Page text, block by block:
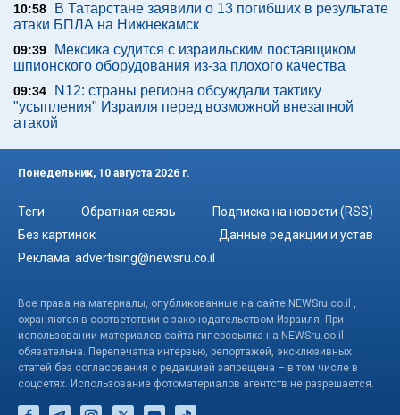
10:58
В Татарстане заявили о 13 погибших в результате
атаки БПЛА на Нижнекамск
09:39
Мексика судится с израильским поставщиком
шпионского оборудования из-за плохого качества
09:34
N12: страны региона обсуждали тактику
"усыпления" Израиля перед возможной внезапной
атакой
Понедельник, 10 августа 2026 г.
Теги Обратная связь
Подписка на новости (RSS)
Без картинок
Данные редакции и устав
Реклама: advertising@newsru.co.il
Все права на материалы, опубликованные на сайте NEWSru.co.il ,
охраняются в соответствии с законодательством Израиля. При
использовании материалов сайта гиперссылка на NEWSru.co.il
обязательна. Перепечатка интервью, репортажей, эксклюзивных
статей без согласования с редакцией запрещена – в том числе в
соцсетях. Использование фотоматериалов агентств не разрешается.